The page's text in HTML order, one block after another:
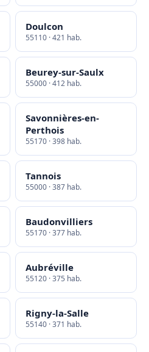
Doulcon
55110 · 421 hab.
Beurey-sur-Saulx
55000 · 412 hab.
Savonnières-en-
Perthois
55170 · 398 hab.
Tannois
55000 · 387 hab.
Baudonvilliers
55170 · 377 hab.
Aubréville
55120 · 375 hab.
Rigny-la-Salle
55140 · 371 hab.